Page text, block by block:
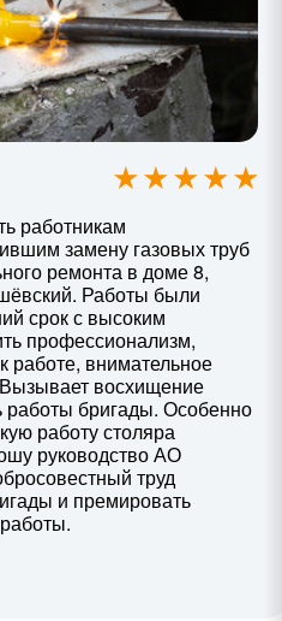
работникам
замену газовых труб
ремонта в доме 8,
Работы были
срок с высоким
профессионализм,
работе, внимательное
восхищение
работы бригады. Особенно
работу столяра
руководство АО
труд
и премировать